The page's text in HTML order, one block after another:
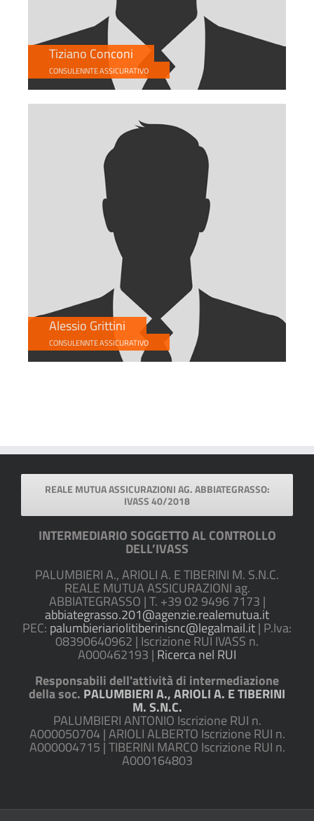
Tiziano Conconi
CONSULENNTE ASSICURATIVO
Alessio Grittini
CONSULENNTE ASSICURATIVO
REALE MUTUA ASSICURAZIONI AG. ABBIATEGRASSO:
IVASS 40/2018
INTERMEDIARIO SOGGETTO AL CONTROLLO
DELL’IVASS
PALUMBIERI A., ARIOLI A. E TIBERINI M. S.N.C.
REALE MUTUA ASSICURAZIONI ag.
ABBIATEGRASSO | T. +39 02 9496 7173 |
abbiategrasso.201@agenzie.realemutua.it
PEC: palumbieriariolitiberinisnc@legalmail.it| P.Iva:
08390640962 | Iscrizione RUI IVASS n.
A000462193 | Ricerca nel RUI
Responsabili dell'attività di intermediazione
della soc. PALUMBIERI A., ARIOLI A. E TIBERINI
M. S.N.C.
PALUMBIERI ANTONIO Iscrizione RUI n.
A000050704 | ARIOLI ALBERTO Iscrizione RUI n.
A000004715 | TIBERINI MARCO Iscrizione RUI n.
A000164803